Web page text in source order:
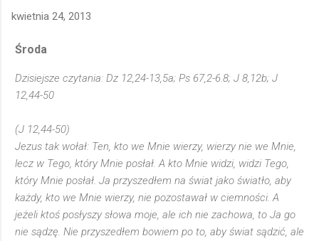
kwietnia 24, 2013
Środa
Dzisiejsze czytania: Dz 12,24-13,5a; Ps 67,2-6.8; J 8,12b; J
12,44-50
(J 12,44-50)
Jezus tak wołał: Ten, kto we Mnie wierzy, wierzy nie we Mnie,
lecz w Tego, który Mnie posłał. A kto Mnie widzi, widzi Tego,
który Mnie posłał. Ja przyszedłem na świat jako światło, aby
każdy, kto we Mnie wierzy, nie pozostawał w ciemności. A
jeżeli ktoś posłyszy słowa moje, ale ich nie zachowa, to Ja go
nie sądzę. Nie przyszedłem bowiem po to, aby świat sądzić, ale